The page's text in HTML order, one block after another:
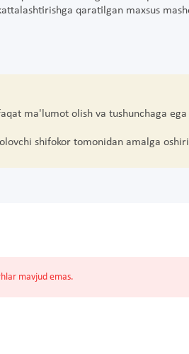
qaratilgan maxsus
ma'lumot olish va tushunchaga
shifokor tomonidan amalga
mavjud emas.